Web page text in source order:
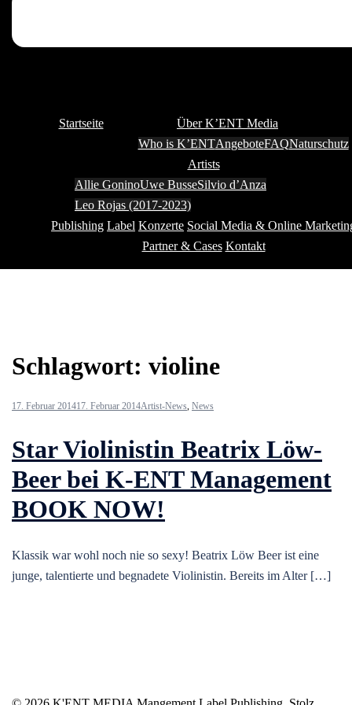
Startseite
Über K’ENT Media
Who is K’ENTAngeboteFAQNaturschutz
Artists
Allie GoninoUwe BusseSilvio d’Anza
Leo Rojas (2017-2023)
Publishing Label Konzerte Social Media & Online
Partner & Cases Kontakt
Schlagwort: violine
17. Februar 201417. Februar 2014Artist-News, News
Star Violinistin Beatrix Löw-
Beer bei K-ENT Management
BOOK NOW!
Klassik war wohl noch nie so sexy! Beatrix Löw Beer ist eine
junge, talentierte und begnadete Violinistin. Bereits im Alter […]